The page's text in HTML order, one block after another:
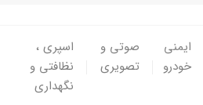
ایمنی
خودرو
صوتی و
تصویری
اسپری ،
نظافتی و
نگهداری